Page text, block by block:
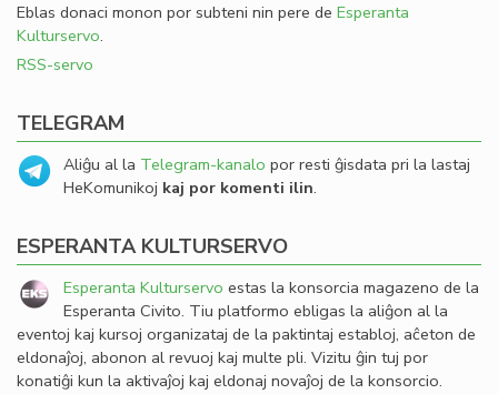
Eblas donaci monon por subteni nin pere de Esperanta
Kulturservo.
RSS-servo
TELEGRAM
Aliĝu al la Telegram-kanalo por resti ĝisdata pri la lastaj
HeKomunikoj kaj por komenti ilin.
ESPERANTA KULTURSERVO
Esperanta Kulturservo estas la konsorcia magazeno de la
Esperanta Civito. Tiu platformo ebligas la aliĝon al la
eventoj kaj kursoj organizataj de la paktintaj establoj, aĉeton de
eldonaĵoj, abonon al revuoj kaj multe pli. Vizitu ĝin tuj por
konatiĝi kun la aktivaĵoj kaj eldonaj novaĵoj de la konsorcio.